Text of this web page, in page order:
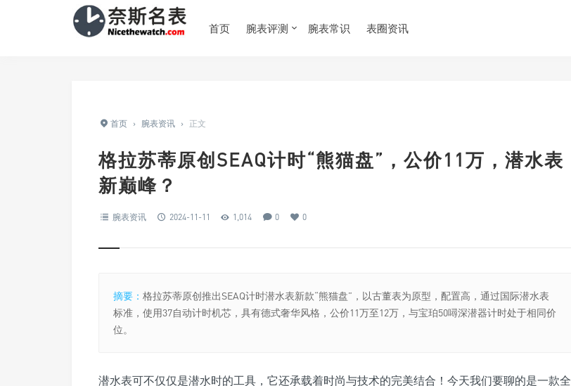
首页 腕表评测 腕表常识 表圈资讯
首页 › 腕表资讯 › 正文
格拉苏蒂原创SEAQ计时“熊猫盘”，公价11万，潜水表
新巅峰？
腕表资讯 2024-11-11 1,014 0 0
摘要： 格拉苏蒂原创推出SEAQ计时潜水表新款“熊猫盘”，以古董表为原型，配置高，通过国际潜水表
标准，使用37自动计时机芯，具有德式奢华风格，公价11万至12万，与宝珀50噚深潜器计时处于相同价
位。
潜水表可不仅仅是潜水时的工具，它还承载着时尚与技术的完美结合！今天我们要聊的是一款全